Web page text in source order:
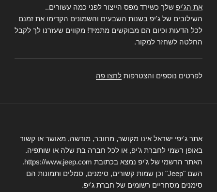
את הג'יפ שלך כשירד מפס הייצור לפני כמה עשורים..
השילובים של ג'יפ בשנות השבעים והשמונים הקדימו את זמנם
לכל הדעות וכיום הם מבוקשים מתמיד! מקווים שעזרנו לך לקבל
החלטה לשחזר למקור.
לפרטים נוספים והצטרפות לחצו פה
אתר ג'יפי ישראל אינו מקושר, מחובר, מורשה, מאושר או קשור
באופן רשמי לחברת ג'יפ, או לכל חברה בת שלה או שותפיה.
האתר הרשמי של ג'יפ נמצא בכתובת https://www.jeep.com.
השם "Jeep" וכן שמות קשורים, סימנים, סמלים ותמונות הם
סימנים מסחריים רשומים של חברת ג'יפ.